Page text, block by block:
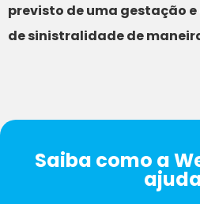
previsto de uma gestação
de sinistralidade de
Saiba como a